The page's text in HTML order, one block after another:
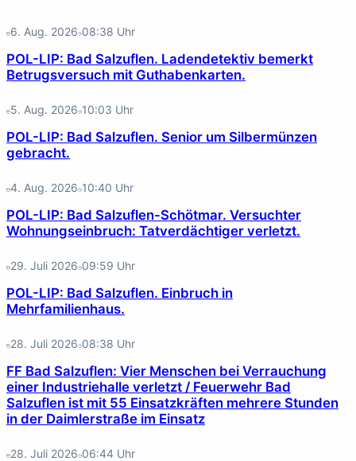
6. Aug. 2026 08:38 Uhr
POL-LIP: Bad Salzuflen. Ladendetektiv bemerkt
Betrugsversuch mit Guthabenkarten.
5. Aug. 2026 10:03 Uhr
POL-LIP: Bad Salzuflen. Senior um Silbermünzen
gebracht.
4. Aug. 2026 10:40 Uhr
POL-LIP: Bad Salzuflen-Schötmar. Versuchter
Wohnungseinbruch: Tatverdächtiger verletzt.
29. Juli 2026 09:59 Uhr
POL-LIP: Bad Salzuflen. Einbruch in
Mehrfamilienhaus.
28. Juli 2026 08:38 Uhr
FF Bad Salzuflen: Vier Menschen bei Verrauchung
einer Industriehalle verletzt / Feuerwehr Bad
Salzuflen ist mit 55 Einsatzkräften mehrere Stunden
in der Daimlerstraße im Einsatz
28. Juli 2026 06:44 Uhr